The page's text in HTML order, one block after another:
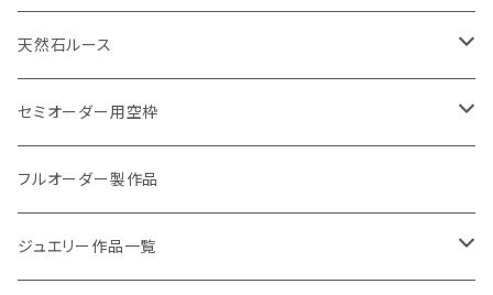
Petit crochet（プチ・クロシェ）
Shirlry（シアリー）
天然石ルース
パライバトルマリン
アレキサンドライト
パパラチアサファイア
セミオーダー用空枠
リング
ラウンド
ネックレス・ペンダント
フルオーダー製作品
ジュエリー作品一覧